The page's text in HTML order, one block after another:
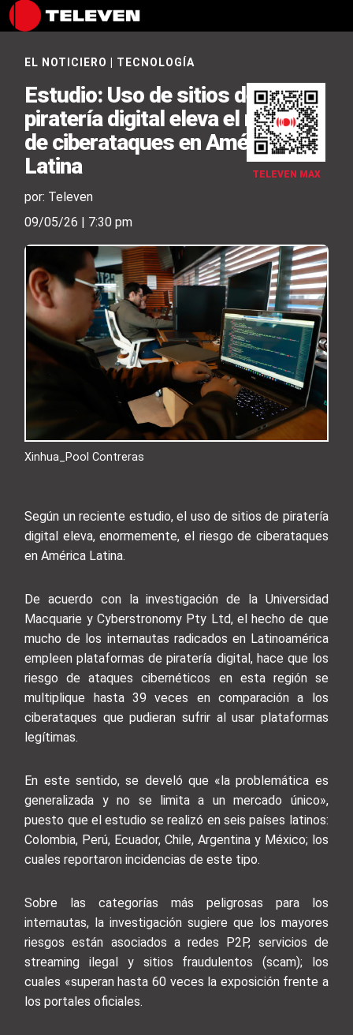
TELEVEN MAX
EL NOTICIERO TECNOLOGÍA
Estudio: Uso de sitios de
piratería digital eleva el riesgo
de ciberataques en América
Latina
por: Televen
09/05/26 | 7:30 pm
Xinhua_Pool Contreras
Según un reciente estudio, el uso de sitios de piratería
digital eleva, enormemente, el riesgo de ciberataques
en América Latina.
De acuerdo con la investigación de la Universidad
Macquarie y Cyberstronomy Pty Ltd, el hecho de que
mucho de los internautas radicados en Latinoamérica
empleen plataformas de piratería digital, hace que los
riesgo de ataques cibernéticos en esta región se
multiplique hasta 39 veces en comparación a los
ciberataques que pudieran sufrir al usar plataformas
legítimas.
En este sentido, se develó que «la problemática es
generalizada y no se limita a un mercado único»,
puesto que el estudio se realizó en seis países latinos:
Colombia, Perú, Ecuador, Chile, Argentina y México; los
cuales reportaron incidencias de este tipo.
Sobre las categorías más peligrosas para los
internautas, la investigación sugiere que los mayores
riesgos están asociados a redes P2P, servicios de
streaming ilegal y sitios fraudulentos (scam); los
cuales «superan hasta 60 veces la exposición frente a
los portales oficiales.